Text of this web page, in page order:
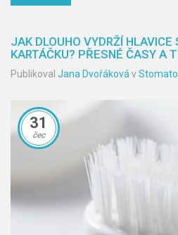
JAK DLOUHO VYDRŽÍ HLAVICE
KARTÁČKU? PŘESNÉ ČASY A
Publikoval Jana Dvořáková v
31
čec